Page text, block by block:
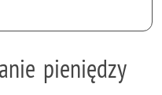
pieniędzy